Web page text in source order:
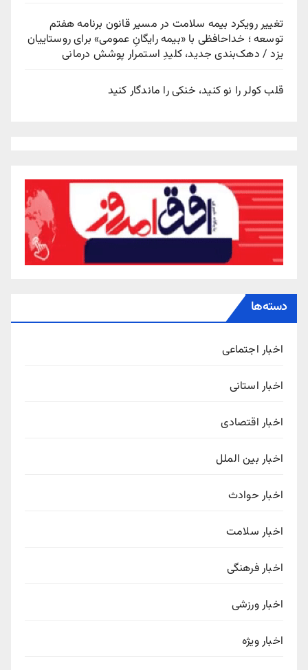
تغییر رویکرد بیمه سلامت در مسیر قانون برنامه هفتم
توسعه ؛ خداحافظی با «بیمه رایگانِ عمومی» برای روستاییان
یزد / دهک‌بندی جدید، کلیدِ استمرار پوشش درمانی
قلب کولر را نو کنید، خنکی را ماندگار کنید
دسته‌ها
اخبار اجتماعی
اخبار استانی
اخبار اقتصادی
اخبار بین الملل
اخبار حوادث
اخبار سلامت
اخبار فرهنگی
اخبار ورزشی
اخبار ویژه